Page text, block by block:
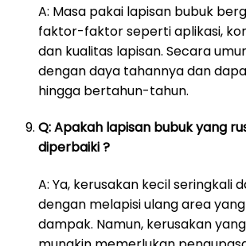
A: Masa pakai lapisan bubuk
faktor-faktor seperti aplikasi,
dan kualitas lapisan. Secara
dengan daya tahannya dan
hingga bertahun-tahun.
Q: Apakah lapisan bubuk yang
diperbaiki ?
A: Ya, kerusakan kecil seringkali
dengan melapisi ulang area
dampak. Namun, kerusakan